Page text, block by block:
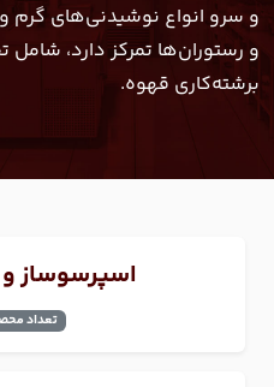
و سرو انواع نوشیدنی‌های
و رستوران‌ها تمرکز دارد، شامل
برشته‌کاری قهوه.
اسپرسوساز
تعداد